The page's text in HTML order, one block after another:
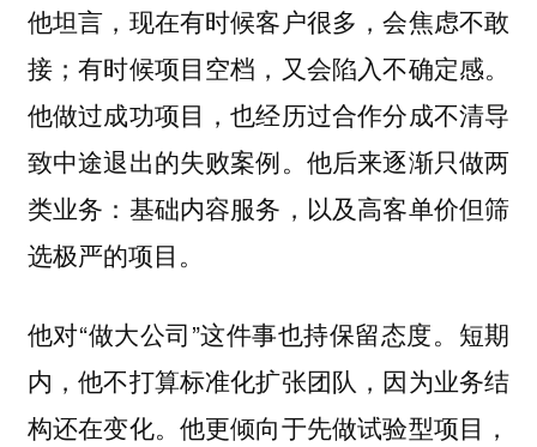
他坦言，现在有时候客户很多，会焦虑不敢
接；有时候项目空档，又会陷入不确定感。
他做过成功项目，也经历过合作分成不清导
致中途退出的失败案例。他后来逐渐只做两
类业务：基础内容服务，以及高客单价但筛
选极严的项目。
他对“做大公司”这件事也持保留态度。短期
内，他不打算标准化扩张团队，因为业务结
构还在变化。他更倾向于先做试验型项目，